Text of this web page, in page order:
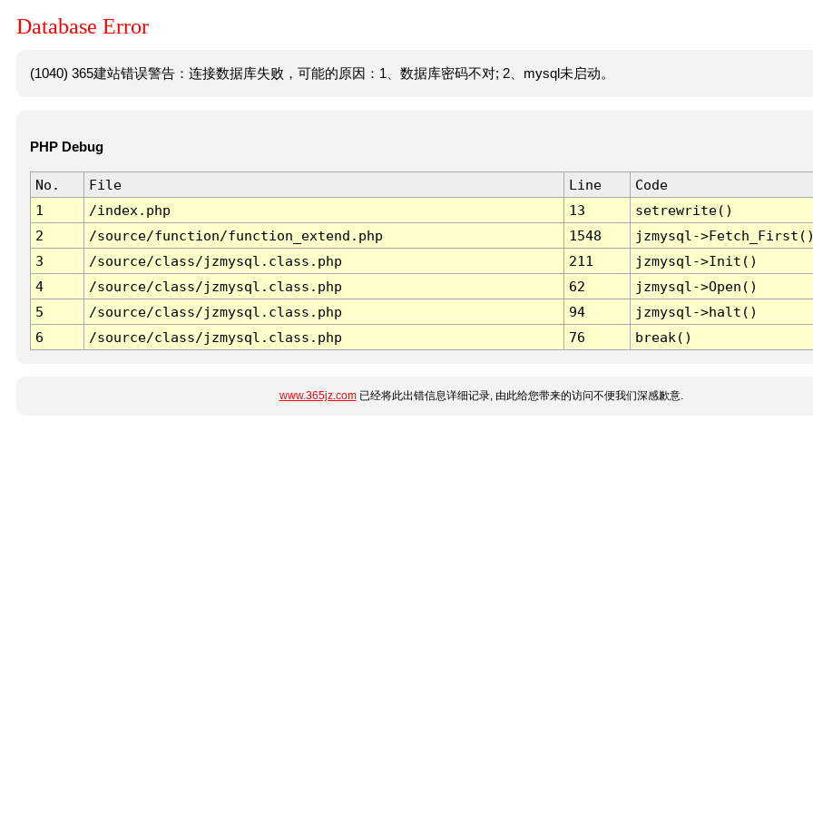
Database Error
(1040) 365建站错误警告：连接数据库失败，可能的原因：1、数据库密码不对; 2、mysql未启动。
PHP Debug
No. File Line
Code
1
/index.php 13
setrewrite()
2
/source/function/function_extend.php 1548
jzmysql-
3
/source/class/jzmysql.class.php 211
jzmysql->Init()
4
/source/class/jzmysql.class.php 62
jzmysql->Open()
5
/source/class/jzmysql.class.php 94
jzmysql->halt()
6
/source/class/jzmysql.class.php 76 break()
www.365jz.com已经将此出错信息详细记录, 由此给您带来的访问不便我们深感歉意.